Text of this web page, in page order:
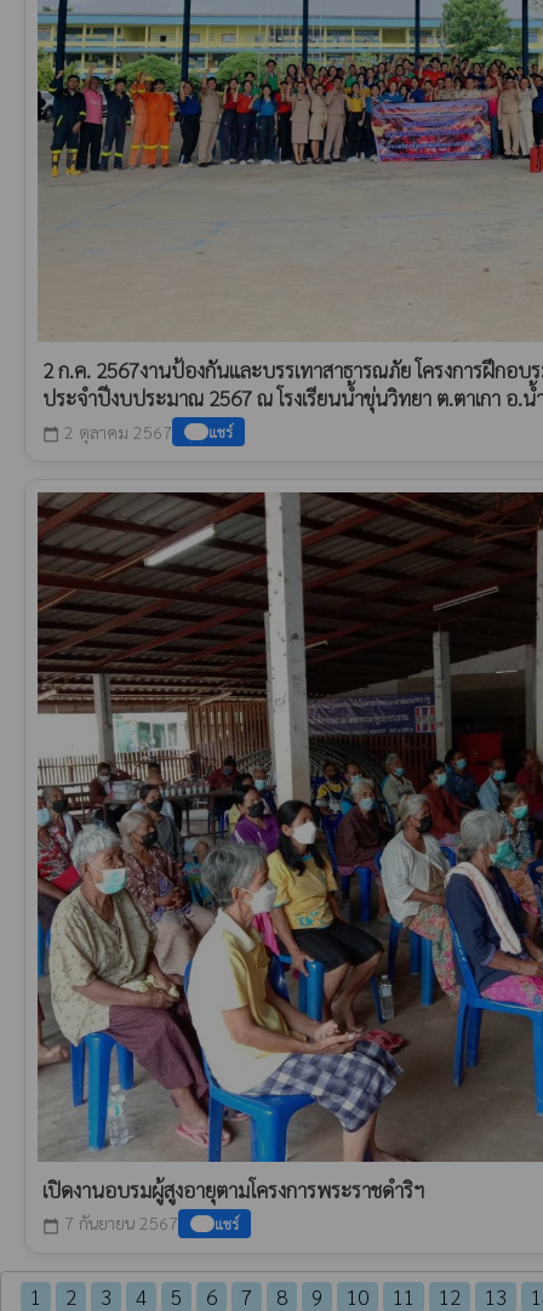
2 ก.ค. 2567งานป้องกันและบรรเทาสาธารณภัย โครงการฝึกอ
ประจำปีงบประมาณ 2567 ณ โรงเรียนน้ำขุ่นวิทยา ต.ตาเกา อ.
calendar_today 2 ตุลาคม 2567 แชร์
เปิดงานอบรมผู้สูงอายุตามโครงการพระราชดำริฯ
calendar_today 7 กันยายน 2567 แชร์
1 2 3 4 5 6 7 8 9 10 11 12 13